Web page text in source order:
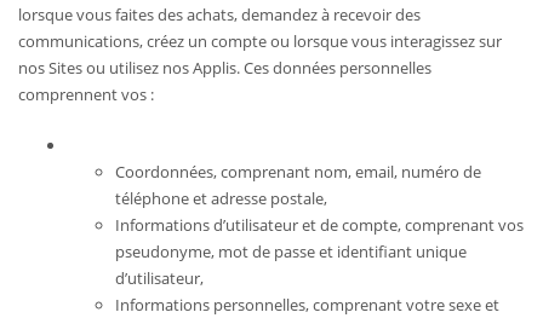
lorsque vous faites des achats, demandez à recevoir des
communications, créez un compte ou lorsque vous interagissez sur
nos Sites ou utilisez nos Applis. Ces données personnelles
comprennent vos :
Coordonnées, comprenant nom, email, numéro de
téléphone et adresse postale,
Informations d’utilisateur et de compte, comprenant vos
pseudonyme, mot de passe et identifiant unique
d’utilisateur,
Informations personnelles, comprenant votre sexe et